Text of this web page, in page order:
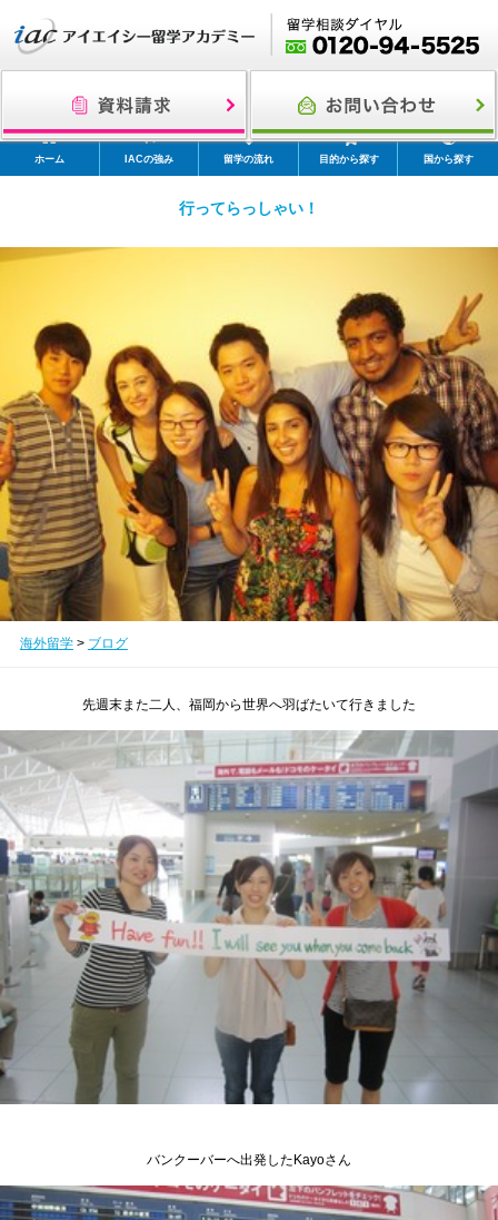
ホーム IACの強み 留学の流れ 目的から探す 国から探す
行ってらっしゃい！
海外留学> ブログ
先週末また二人、福岡から世界へ羽ばたいて行きました
バンクーバーへ出発したKayoさん